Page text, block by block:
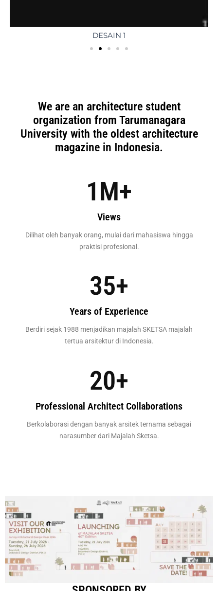
DESAIN 1
We are an architecture student
organization from Tarumanagara
University with the oldest architecture
magazine in Indonesia.
Views
1M+
Dilihat oleh banyak orang, mulai dari mahasiswa hingga
praktisi profesional.
Years of Experience
35+
Berdiri sejak 1988 menjadikan majalah SKETSA majalah
tertua arsitektur di Indonesia.
Professional Architect Collaborations
20+
Berkolaborasi dengan banyak arsitek ternama sebagai
narasumber dari Majalah Sketsa.